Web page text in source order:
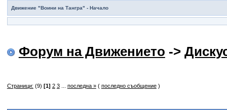
Движение "Воини на Тангра" - Начало
Форум на Движението ->
Страници: (9) [1] 2 3... последна »( последно съобщение)